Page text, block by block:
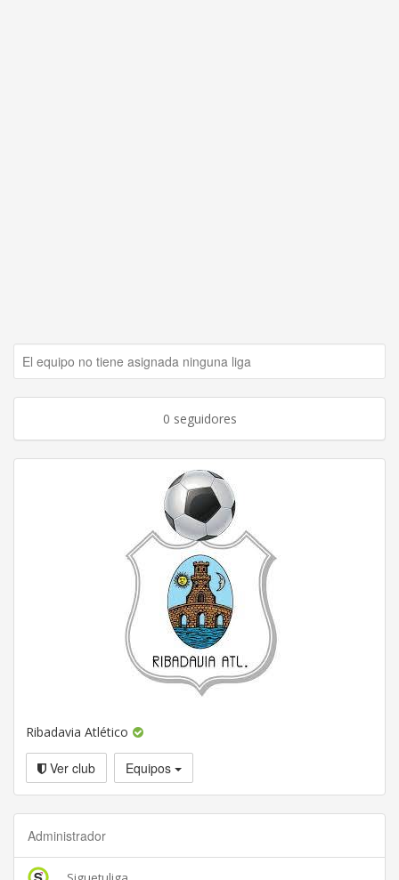
El equipo no tiene asignada ninguna liga
0 seguidores
Ribadavia Atlético
Ver club Equipos
Administrador